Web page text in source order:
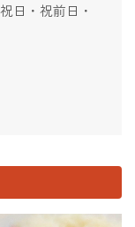
日・祝前日・